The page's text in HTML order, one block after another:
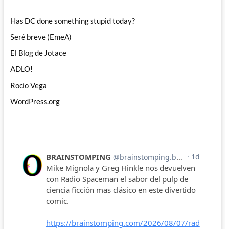
Has DC done something stupid today?
Seré breve (EmeA)
El Blog de Jotace
ADLO!
Rocío Vega
WordPress.org